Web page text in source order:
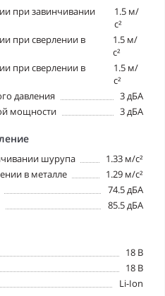
при завинчивании
1.5 м/
с²
при сверлении в
1.5 м/
с²
при сверлении в
1.5 м/
с²
давления
3 дБА
мощности
3 дБА
шурупа
1.33 м/с²
в металле
1.29 м/с²
74.5 дБА
85.5 дБА
18 В
18 В
Li-Ion